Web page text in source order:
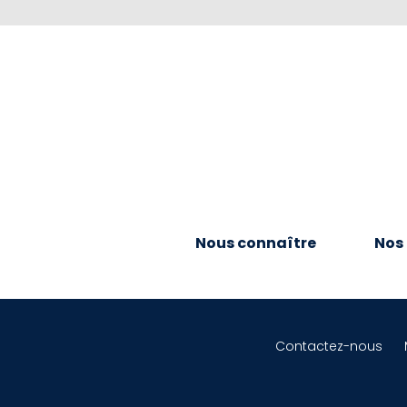
Nous connaître
Contactez-nous